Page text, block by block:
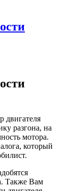
двигателя
разгона, на
мотора.
который
Также Вам